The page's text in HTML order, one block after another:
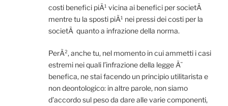
costi benefici piÃ¹ vicina ai benefici per societÃ
mentre tu la sposti piÃ¹ nei pressi dei costi per la
societÃ quanto a infrazione della norma.
PerÃ², anche tu, nel momento in cui ammetti i casi
estremi nei quali l’infrazione della legge Ã¨
benefica, ne stai facendo un principio utilitarista e
non deontologico: in altre parole, non siamo
d’accordo sul peso da dare alle varie componenti,